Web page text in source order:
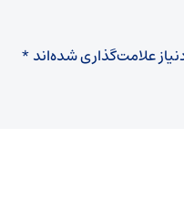
علامت‌گذاری شده‌اند*